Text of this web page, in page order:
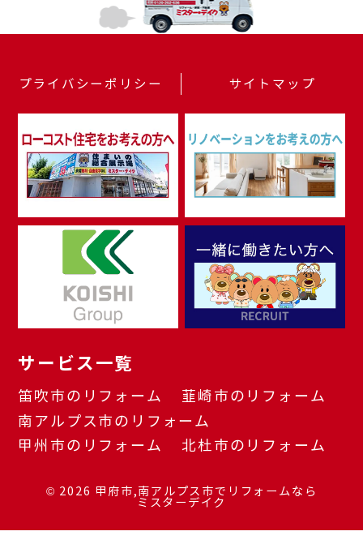
プライバシーポリシー サイトマップ
サービス一覧
笛吹市のリフォーム
韮崎市のリフォーム
南アルプス市のリフォーム
甲州市のリフォーム
北杜市のリフォーム
© 2026 甲府市,南アルプス市でリフォームなら
ミスターデイク